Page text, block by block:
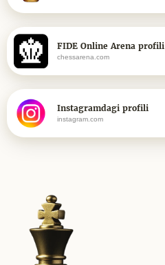
FIDE Online Arena profili
chessarena.com
Instagramdagi profili
instagram.com